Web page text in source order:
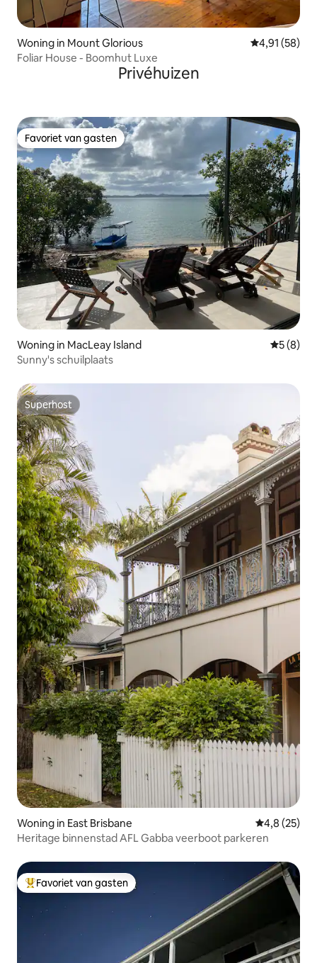
Woning in Mount Glorious Gemiddelde
4,91 (58)
Foliar House - Boomhut Luxe
Privéhuizen
Favoriet van gasten
Favoriet van gasten
Woning in MacLeay Island
5 (8)
Sunny's schuilplaats
Superhost
Superhost
Woning in East Brisbane
4,8 (25)
Heritage binnenstad AFL Gabba veerboot parkeren
Topfavoriet van gasten
Favoriet van gasten